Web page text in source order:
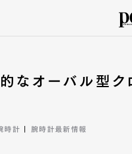
なオーバル型ク
時計 腕時計最新情報